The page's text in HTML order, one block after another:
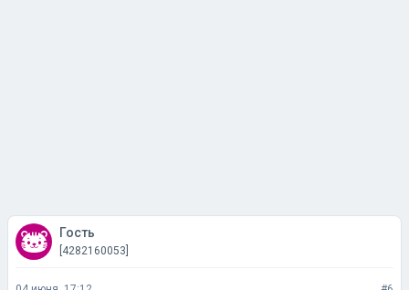
Гость
[4282160053]